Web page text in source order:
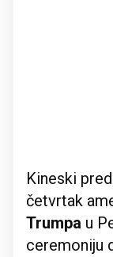
Kineski
četvrtak
Trumpa u
ceremoniju